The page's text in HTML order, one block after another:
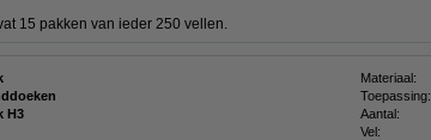
15 pakken van ieder 250 vellen.
Materiaal:
Toepassing:
H3 Aantal:
Vel: